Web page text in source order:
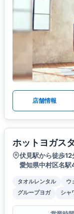
店舗情報
ホットヨガス
伏見駅から徒歩12
愛知県中村区名
タオルレンタル ウ
グループヨガ
シャ